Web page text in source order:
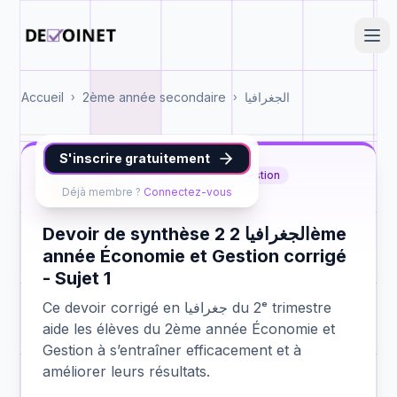
Accueil › 2ème année secondaire › الجغرافيا
S'inscrire gratuitement
Déjà membre ? Connectez-vous
جغرافيا
2ème année Économie et Gestion
synthèse 2
Devoir de synthèse 2 الجغرافيا 2ème
année Économie et Gestion corrigé
- Sujet 1
Ce devoir corrigé en جغرافيا du 2ᵉ trimestre
aide les élèves du 2ème année Économie et
Gestion à s’entraîner efficacement et à
améliorer leurs résultats.